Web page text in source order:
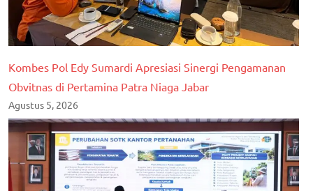
Kombes Pol Edy Sumardi Apresiasi Sinergi Pengamanan
Obvitnas di Pertamina Patra Niaga Jabar
Agustus 5, 2026